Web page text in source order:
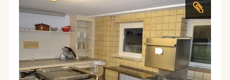
Objekt eintragen